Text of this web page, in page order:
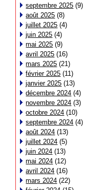
septembre 2025 (9)
août 2025 (8)
juillet 2025 (4)
juin 2025 (4)
mai 2025 (9)
avril 2025 (16)
mars 2025 (21)
février 2025 (11)
janvier 2025 (13)
décembre 2024 (4)
novembre 2024 (3)
octobre 2024 (10)
septembre 2024 (4)
août 2024 (13)
juillet 2024 (5)
juin 2024 (13)
mai 2024 (12)
avril 2024 (16)
mars 2024 (22)